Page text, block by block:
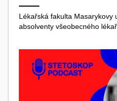
Lékařská fakulta Masarykovy
absolventy všeobecného